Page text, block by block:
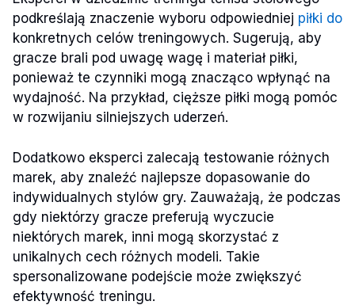
podkreślają znaczenie wyboru odpowiedniej piłki do
konkretnych celów treningowych. Sugerują, aby
gracze brali pod uwagę wagę i materiał piłki,
ponieważ te czynniki mogą znacząco wpłynąć na
wydajność. Na przykład, cięższe piłki mogą pomóc
w rozwijaniu silniejszych uderzeń.
Dodatkowo eksperci zalecają testowanie różnych
marek, aby znaleźć najlepsze dopasowanie do
indywidualnych stylów gry. Zauważają, że podczas
gdy niektórzy gracze preferują wyczucie
niektórych marek, inni mogą skorzystać z
unikalnych cech różnych modeli. Takie
spersonalizowane podejście może zwiększyć
efektywność treningu.